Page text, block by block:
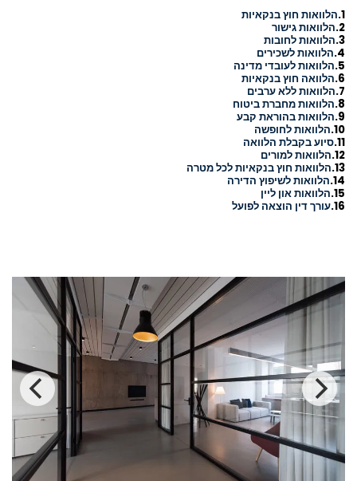
1. הלוואות חוץ בנקאיות
2. הלוואות גישור
3. הלוואות לחובות
4. הלוואות לשכירים
5. הלוואות לעובדי מדינה
6. הלוואה חוץ בנקאיות
7. הלוואות ללא ערבים
8. הלוואות מחברת ביטוח
9. הלוואות בהוראת קבע
10. הלוואות לחופשה
11. סיוע בקבלת הלוואה
12. הלוואות למורים
13. הלוואות חוץ בנקאיות לכל מטרה
14. הלוואות לשיפוץ הדירה
15. הלוואות און ליין
16. עורך דין הוצאה לפועל